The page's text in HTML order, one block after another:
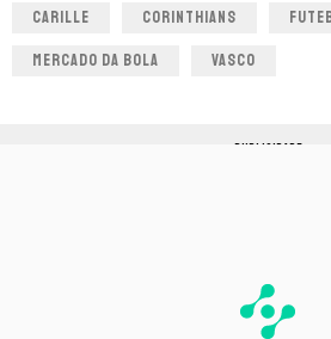
CARILLE CORINTHIANS
MERCADO DA BOLA VASCO
PUBLICIDADE